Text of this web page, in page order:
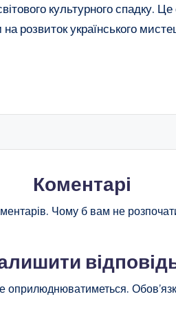
культурного спадку.
розвиток українського
Коментарі
Чому б вам не